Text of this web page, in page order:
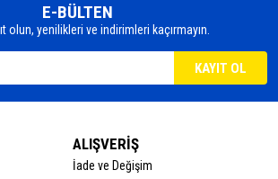
E-BÜLTEN
olun, yenilikleri ve indirimleri kaçırmayın.
ALIŞVERİŞ
İade ve Değişim